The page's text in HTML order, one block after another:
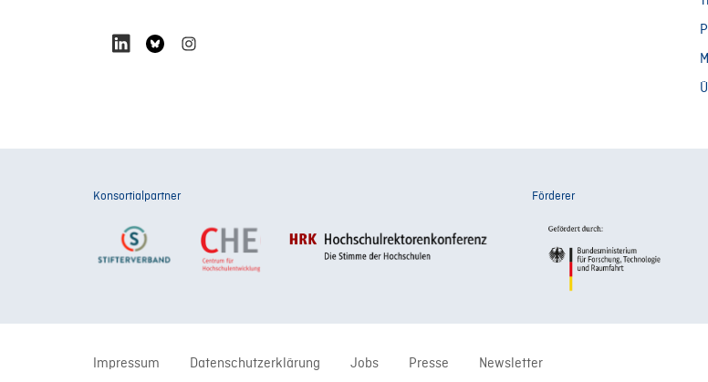
Konsortialpartner Förderer
Impressum Datenschutzerklärung Jobs Presse Newsletter